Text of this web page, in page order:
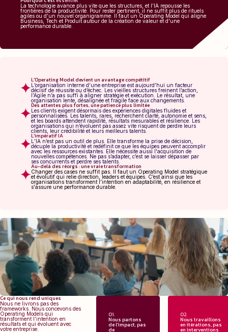
La technologie avance plus vite que les structures, et l’IA repousse les
frontières de la productivité. Pour rester pertinent, il ne suffit plus de rituels
agiles ou d’un nouvel organigramme. Il faut un Operating Model qui aligne
Business, Tech et Produit autour de la création de valeur et d'une
performance durable.
L'Operating Model devient un avantage compétitif
L’organisation interne d’une entreprise est aujourd’hui un facteur
décisif de réussite ou d’échec. Les vieilles structures freinent l’action,
l’Agile n’a pas suffi à aligner stratégie et exécution. Le résultat, une
organisation lente, désalignée et fragile face aux changements.
Des attentes plus fortes, une patience plus limitée
Les clients exigent désormais des expériences digitales fluides et
personnalisées. Les talents, rares, recherchent clarté, autonomie et sens,
et les boards attendent rapidité, résultats mesurables et résilience. Les
organisations qui n’évoluent pas assez vite risquent de perdre leurs
clients, leur crédibilité et leurs meilleurs talents.
L’impératif IA
L’IA n’est pas un outil de plus. Elle transforme la prise de décision,
décuple la productivité et redéfinit ce que les équipes peuvent accomplir
avec les ressources existantes. Elle nécessite aussi l'acquisition de
nouvelles compétences. Ne pas s’adapter, c’est se laisser dépasser par
ses concurrents et perdre ses talents.
Au-delà des réorgs : une vraie transformation
Changer des cases ne suffit pas. Il faut un Operating Model stratégique
et évolutif qui relie direction, leaders et équipes. C’est ainsi que les
organisations transforment l’intention en adaptabilité, en résilience et
s'assure une performance durable.
Ce qui nous rend uniques
Nous ne livrons pas des
frameworks. Nous concevons des
Operating Models qui
transforment l’intention en
résultats et qui évoluent avec
votre entreprise.
01.
Nous partons
de l’impact, pas
de
Nous partons
de l’impact, pas
02.
Nous travaillons
en itérations, pas
en interventions